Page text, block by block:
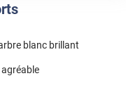
blanc brillant